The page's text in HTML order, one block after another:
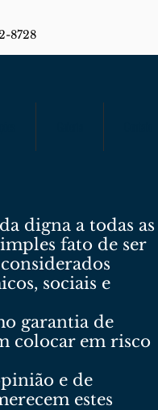
8728
digna a todas as
fato de ser
sociais e
garantia de
colocar em risco
e de
estes